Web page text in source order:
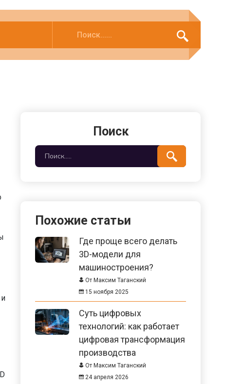
Поиск
Похожие статьи
Где проще всего делать
3D-модели для
машиностроения?
От Максим Таганский
15 ноября 2025
Суть цифровых
технологий: как работает
цифровая трансформация
производства
От Максим Таганский
24 апреля 2026